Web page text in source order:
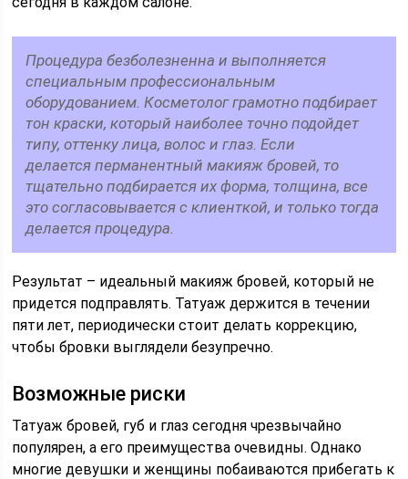
Процедура безболезненна и выполняется
специальным профессиональным
оборудованием. Косметолог грамотно подбирает
тон краски, который наиболее точно подойдет
типу, оттенку лица, волос и глаз. Если
делается перманентный макияж бровей, то
тщательно подбирается их форма, толщина, все
это согласовывается с клиенткой, и только тогда
делается процедура.
Результат – идеальный макияж бровей, который не
придется подправлять. Татуаж держится в течении
пяти лет, периодически стоит делать коррекцию,
чтобы бровки выглядели безупречно.
Возможные риски
Татуаж бровей, губ и глаз сегодня чрезвычайно
популярен, а его преимущества очевидны. Однако
многие девушки и женщины побаиваются прибегать к